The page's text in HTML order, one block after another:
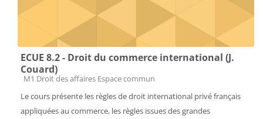
ECUE 8.2 - Droit du commerce international (J.
Couard)
Catégorie de cours
M1 Droit des affaires Espace commun
Le cours présente les règles de droit international privé français
appliquées au commerce, les règles issues des grandes